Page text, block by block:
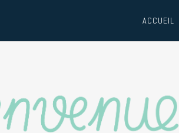
ACCUEIL